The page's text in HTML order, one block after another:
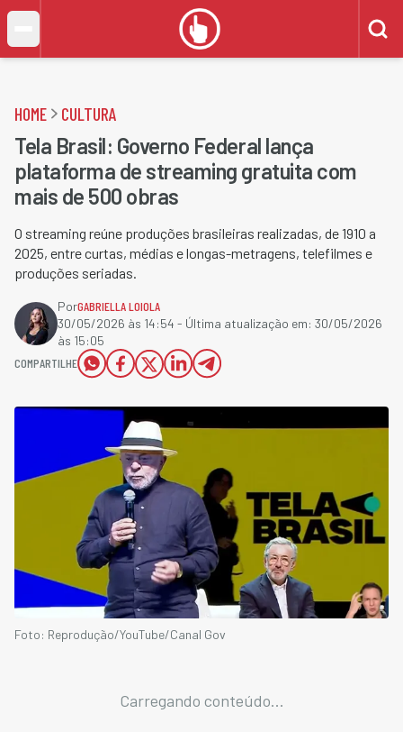
HOME CULTURA
Tela Brasil: Governo Federal lança
plataforma de streaming gratuita com
mais de 500 obras
O streaming reúne produções brasileiras realizadas, de 1910 a
2025, entre curtas, médias e longas-metragens, telefilmes e
produções seriadas.
PorGABRIELLA LOIOLA
30/05/2026 às 14:54 - Última atualização em: 30/05/2026
às 15:05
COMPARTILHE
Foto: Reprodução/YouTube/Canal Gov
Carregando conteúdo...